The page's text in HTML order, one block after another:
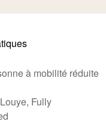
à mobilité réduite
Fully